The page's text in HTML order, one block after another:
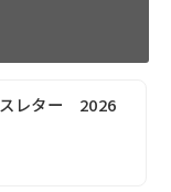
レター 2026